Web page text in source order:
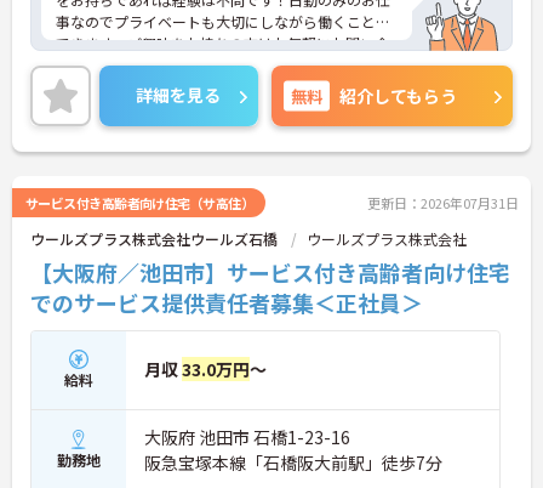
事なのでプライベートも大切にしながら働くことが
できます。ご興味をお持ちの方はお気軽にお問い合
わせください。
詳細を見る 無料 紹介してもらう
サービス付き高齢者向け住宅（サ高住） 更新日：2026年07月31日
ウールズプラス株式会社ウールズ石橋 ウールズプラス株式会社
【大阪府／池田市】サービス付き高齢者向け住宅
でのサービス提供責任者募集＜正社員＞
給料 月収33.0万円～
勤務地
大阪府 池田市 石橋1-23-16
阪急宝塚本線「石橋阪大前駅」徒歩7分